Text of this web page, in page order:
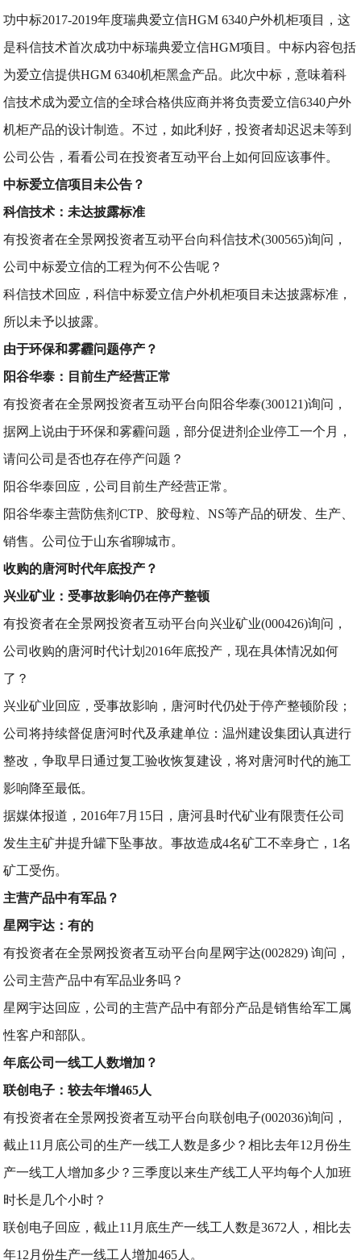
功中标2017-2019年度瑞典爱立信HGM 6340户外机柜项目，这
是科信技术首次成功中标瑞典爱立信HGM项目。中标内容包括
为爱立信提供HGM 6340机柜黑盒产品。此次中标，意味着科
信技术成为爱立信的全球合格供应商并将负责爱立信6340户外
机柜产品的设计制造。不过，如此利好，投资者却迟迟未等到
公司公告，看看公司在投资者互动平台上如何回应该事件。
中标爱立信项目未公告？
科信技术：未达披露标准
有投资者在全景网投资者互动平台向科信技术(300565)询问，
公司中标爱立信的工程为何不公告呢？
科信技术回应，科信中标爱立信户外机柜项目未达披露标准，
所以未予以披露。
由于环保和雾霾问题停产？
阳谷华泰：目前生产经营正常
有投资者在全景网投资者互动平台向阳谷华泰(300121)询问，
据网上说由于环保和雾霾问题，部分促进剂企业停工一个月，
请问公司是否也存在停产问题？
阳谷华泰回应，公司目前生产经营正常。
阳谷华泰主营防焦剂CTP、胶母粒、NS等产品的研发、生产、
销售。公司位于山东省聊城市。
收购的唐河时代年底投产？
兴业矿业：受事故影响仍在停产整顿
有投资者在全景网投资者互动平台向兴业矿业(000426)询问，
公司收购的唐河时代计划2016年底投产，现在具体情况如何
了？
兴业矿业回应，受事故影响，唐河时代仍处于停产整顿阶段；
公司将持续督促唐河时代及承建单位：温州建设集团认真进行
整改，争取早日通过复工验收恢复建设，将对唐河时代的施工
影响降至最低。
据媒体报道，2016年7月15日，唐河县时代矿业有限责任公司
发生主矿井提升罐下坠事故。事故造成4名矿工不幸身亡，1名
矿工受伤。
主营产品中有军品？
星网宇达：有的
有投资者在全景网投资者互动平台向星网宇达(002829) 询问，
公司主营产品中有军品业务吗？
星网宇达回应，公司的主营产品中有部分产品是销售给军工属
性客户和部队。
年底公司一线工人数增加？
联创电子：较去年增465人
有投资者在全景网投资者互动平台向联创电子(002036)询问，
截止11月底公司的生产一线工人数是多少？相比去年12月份生
产一线工人增加多少？三季度以来生产线工人平均每个人加班
时长是几个小时？
联创电子回应，截止11月底生产一线工人数是3672人，相比去
年12月份生产一线工人增加465人。